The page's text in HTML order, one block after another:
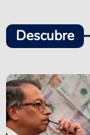
Descubre